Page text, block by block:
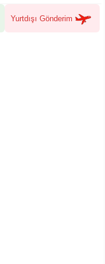
Yurtdışı Gönderim